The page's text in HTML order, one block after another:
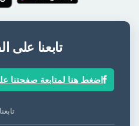
تابعنا على
اضغط هنا لمتابعة صفحتنا
تابعنا